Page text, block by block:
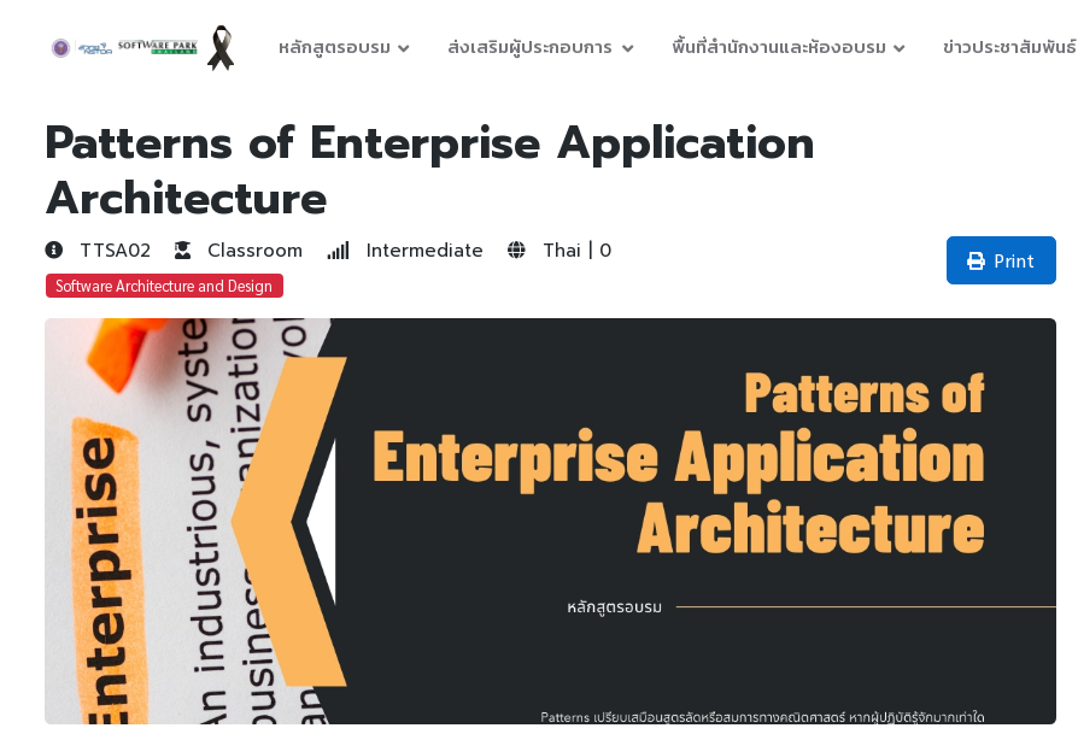
หลักสูตรอบรม ส่งเสริมผู้ประกอบการ พื้นที่สำนักงานและห้องอบรม ข่าวประชาสัมพันธ์
Patterns of Enterprise Application
Architecture
TTSA02 Classroom Intermediate Thai | 0
Software Architecture and Design
Print